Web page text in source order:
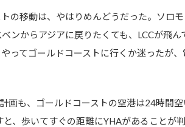
の移動は、やはりめんどうだった。ソロ
ンからアジアに戻りたくても、LCCが飛
ってゴールドコーストに行くか迷ったが
画も、ゴールドコーストの空港は24時間
、歩いてすぐの距離にYHAがあることが